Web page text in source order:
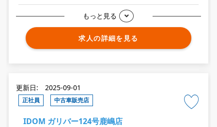
もっと見る
求人の詳細を見る
更新日: 2025-09-01
正社員 中古車販売店
IDOM ガリバー124号鹿嶋店